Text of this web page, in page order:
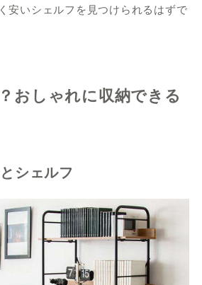
安いシェルフを見つけられるはずで
おしゃれに収納できる
シェルフ